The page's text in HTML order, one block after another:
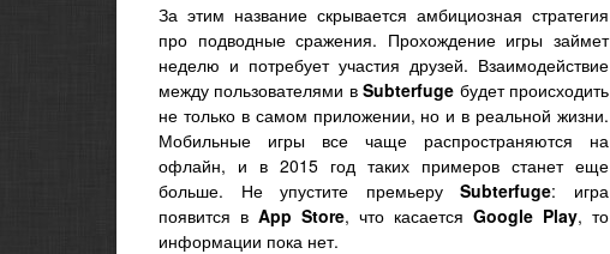
За этим название скрывается амбициозная стратегия
про подводные сражения. Прохождение игры займет
неделю и потребует участия друзей. Взаимодействие
между пользователями вSubterfuge будет происходить
не только в самом приложении, но и в реальной жизни.
Мобильные игры все чаще распространяются на
офлайн, и в 2015 год таких примеров станет еще
больше. Не упустите премьеруSubterfuge: игра
появится в App Store, что касается Google Play, то
информации пока нет.